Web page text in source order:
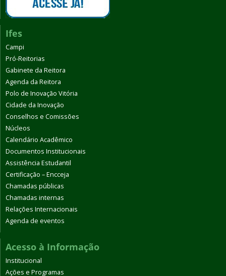
Ifes
Campi
Pró-Reitorias
Gabinete da Reitora
Agenda da Reitora
Polo de Inovação Vitória
Cidade da Inovação
Conselhos e Comissões
Núcleos
Calendário Acadêmico
Documentos Institucionais
Assistência Estudantil
Certificação – Encceja
Chamadas públicas
Chamadas internas
Relações Internacionais
Agenda de eventos
Acesso à Informação
Institucional
Ações e Programas